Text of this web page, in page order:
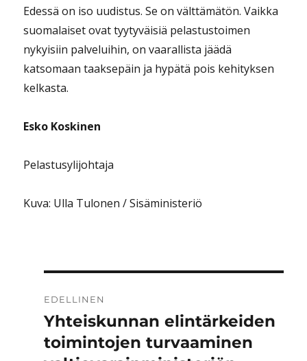
Edessä on iso uudistus. Se on välttämätön. Vaikka
suomalaiset ovat tyytyväisiä pelastustoimen
nykyisiin palveluihin, on vaarallista jäädä
katsomaan taaksepäin ja hypätä pois kehityksen
kelkasta.
Esko Koskinen
Pelastusylijohtaja
Kuva: Ulla Tulonen / Sisäministeriö
selaus
EDELLINEN
Edellinen
artikkeli:
Yhteiskunnan elintärkeiden
toimintojen turvaaminen